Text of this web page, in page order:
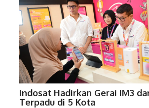
Indosat Hadirkan Gerai IM3
Terpadu di 5 Kota